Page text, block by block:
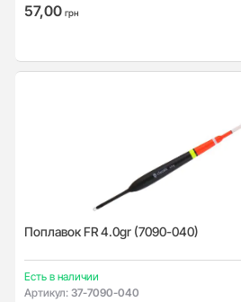
57,00 грн
Поплавок FR 4.0gr (7090-040)
Есть в наличии
Артикул: 37-7090-040